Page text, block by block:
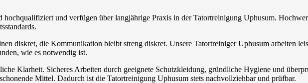
hochqualifiziert und verfügen über langjährige Praxis in der Tatortreinigung Uphusum.
diskret, die Kommunikation bleibt streng diskret. Unsere Tatortreiniger Uphusum arbeiten
wie es notwendig ist.
Klarheit. Sicheres Arbeiten durch geeignete Schutzkleidung, gründliche Hygiene und
Mittel. Dadurch ist die Tatortreinigung Uphusum stets nachvollziehbar und prüfbar.